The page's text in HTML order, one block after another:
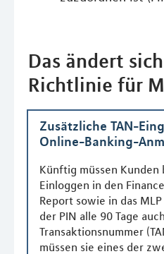
Das ändert
Richtlinie für
Zusätzliche TAN-
Online-Banking-
Künftig müssen Kunden
Einloggen in den
Report sowie in das
der PIN alle 90 Tage
Transaktionsnummer
müssen sie eines der